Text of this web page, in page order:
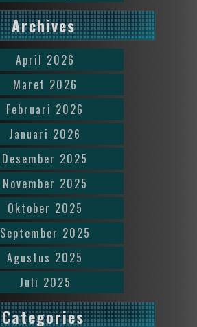
Archives
April 2026
Maret 2026
Februari 2026
Januari 2026
Desember 2025
November 2025
Oktober 2025
September 2025
Agustus 2025
Juli 2025
Categories